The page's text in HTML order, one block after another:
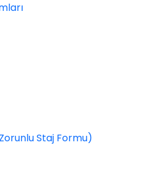
Staj Formu)